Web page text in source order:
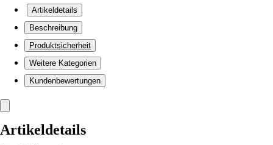
Artikeldetails
Beschreibung
Produktsicherheit
Weitere Kategorien
Kundenbewertungen
Artikeldetails